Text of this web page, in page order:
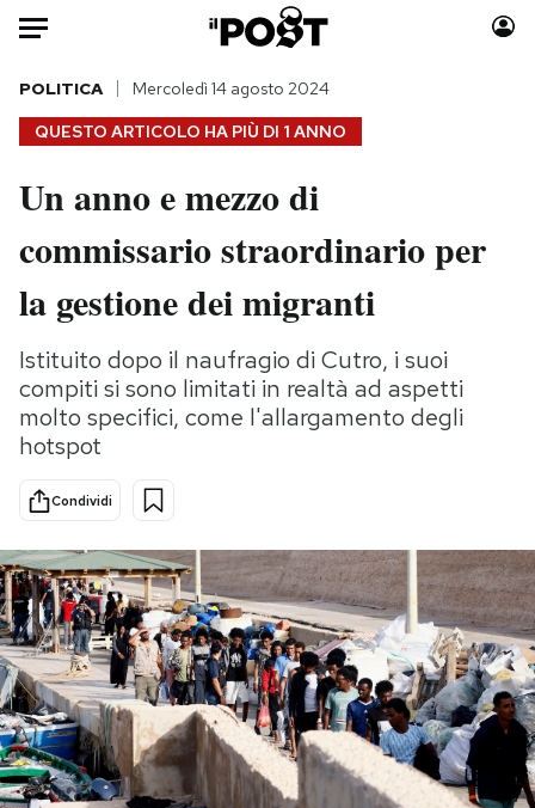
Auto
HOME
Italia
Politica
Tecnologia
Scienza
Economia
Sport
Moda
Consumismi
Storie/Idee
Media
PODCAST
NEWSLETTER
I MIEI PREFERITI
QUESTO ARTICOLO HA PIÙ DI 1 ANNO
POLITICA Mercoledì 14 agosto 2024
Un anno e mezzo di
commissario straordinario per
la gestione dei migranti
Istituito dopo il naufragio di Cutro, i suoi
compiti si sono limitati in realtà ad aspetti
molto specifici, come l'allargamento degli
hotspot
Condividi